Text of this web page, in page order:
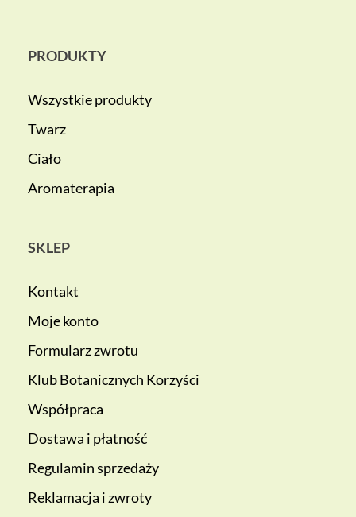
PRODUKTY
Wszystkie produkty
Twarz
Ciało
Aromaterapia
SKLEP
Kontakt
Moje konto
Formularz zwrotu
Klub Botanicznych Korzyści
Współpraca
Dostawa i płatność
Regulamin sprzedaży
Reklamacja i zwroty